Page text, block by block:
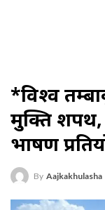
*विश्व
मुक्ति शपथ,
भाषण
By Aajkakhulasha